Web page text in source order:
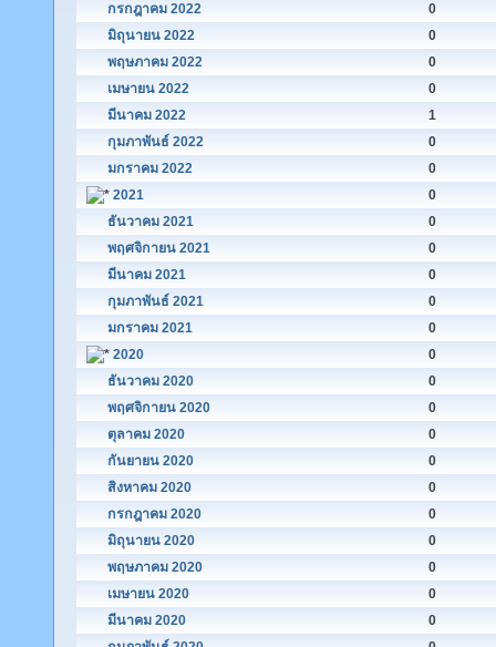
กรกฎาคม 2022
0
มิถุนายน 2022
0
พฤษภาคม 2022
0
เมษายน 2022
0
มีนาคม 2022
1
กุมภาพันธ์ 2022
0
มกราคม 2022
0
2021
0
ธันวาคม 2021
0
พฤศจิกายน 2021
0
มีนาคม 2021
0
กุมภาพันธ์ 2021
0
มกราคม 2021
0
2020
0
ธันวาคม 2020
0
พฤศจิกายน 2020
0
ตุลาคม 2020
0
กันยายน 2020
0
สิงหาคม 2020
0
กรกฎาคม 2020
0
มิถุนายน 2020
0
พฤษภาคม 2020
0
เมษายน 2020
0
มีนาคม 2020
0